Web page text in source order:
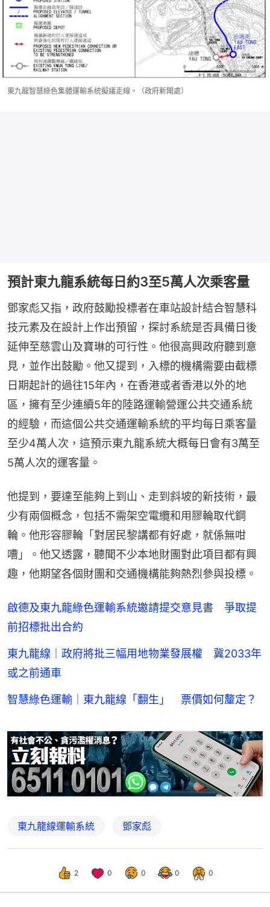
東九龍智慧綠色集體運輸系統擬議走線。（政府新聞處）
預計東九龍系統每日約3至5萬人次乘客量
鄧家彪又指，政府鼓勵投標者在車站設計結合智慧科
技元素及在設計上作出預留，探討系統是否具備日後
延伸至慈雲山及寶琳的可行性。他很高興政府聽到意
見，並作出鼓勵。他又提到，入標的機構需要由截標
日期起計的過往15年內，在香港或者香港以外的地
區，擁有至少連續5年的陸路運輸營運公共交通系統
的經驗，而這個公共交通運輸系統的平均每日乘客量
至少4萬人次，這預示東九龍系統大概每日會有3萬至
5萬人次的運客量。
他提到，要達至能夠上到山、走到斜坡的新技術，最
少有兩個概念，包括不需架空電纜和用膠輪取代鋼
輪。他形容膠輪「對居民黎講都有好處，就係無咁
嘈」。他又透露，聽聞不少本地財團對此項目都有興
趣，他期望各個財團和交通機構能夠熱烈參與投標。
啟德及東九龍綠色運輸系統邀請提交意見書 爭取提
前招標批出合約
東九龍線｜政府將批三幅用地物業發展權 冀2033年
或之前通車
智慧綠色運輸｜東九龍線「翻生」 票價如何釐定？
東九龍線運輸系統 鄧家彪
2 0 0 0 0